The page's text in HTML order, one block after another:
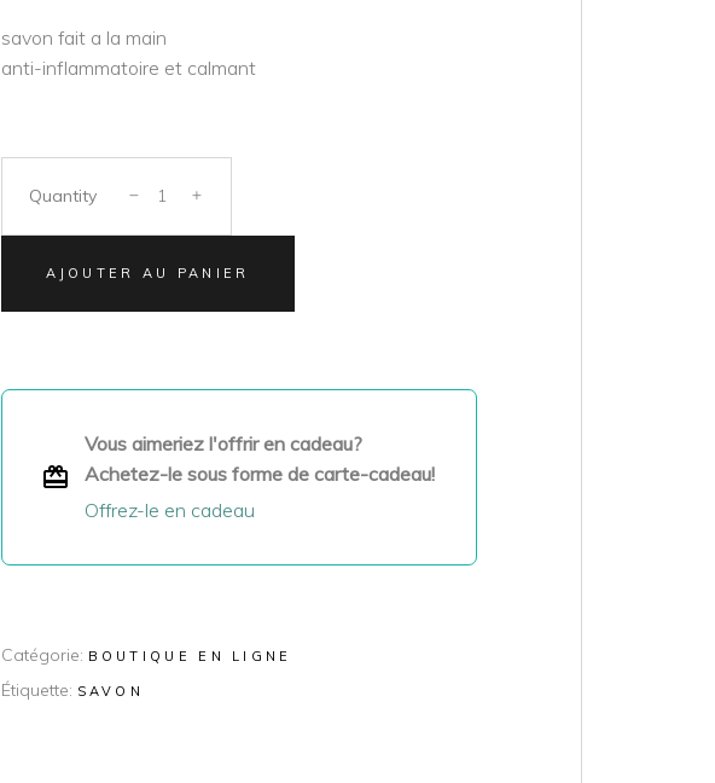
savon fait a la main
anti-inflammatoire et calmant
Quantity
AJOUTER AU PANIER
Vous aimeriez l'offrir en cadeau?
Achetez-le sous forme de carte-cadeau!
Offrez-le en cadeau
Catégorie: BOUTIQUE EN LIGNE
Étiquette: SAVON